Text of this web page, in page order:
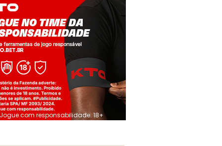
Jogue com responsabilidade. 18+